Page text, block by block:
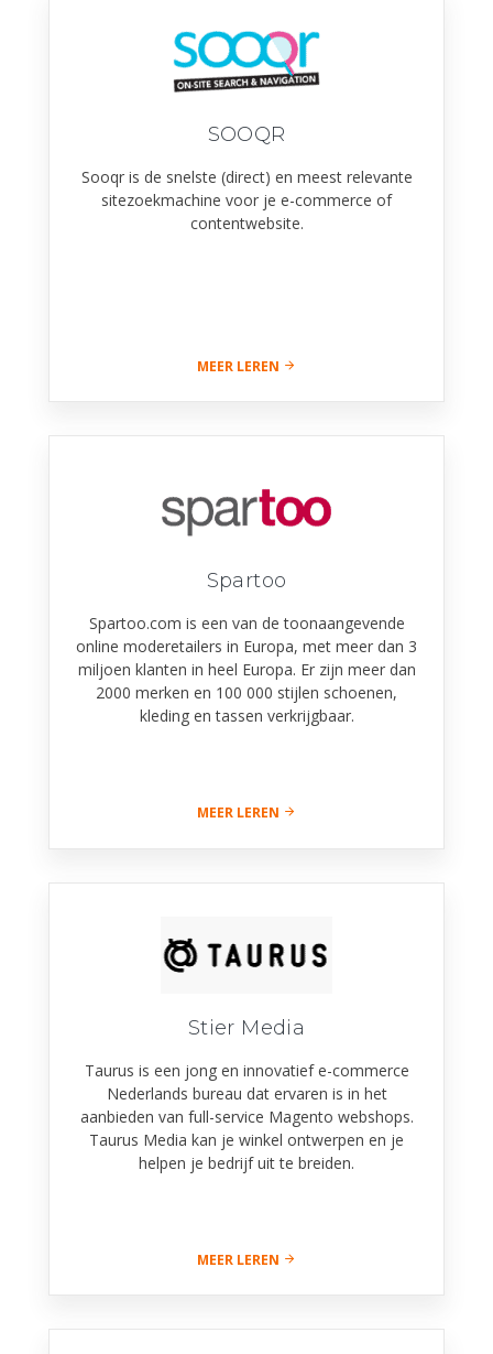
SOOQR
Sooqr is de snelste (direct) en meest relevante
sitezoekmachine voor je e-commerce of
contentwebsite.
MEER LEREN
Spartoo
Spartoo.com is een van de toonaangevende
online moderetailers in Europa, met meer dan 3
miljoen klanten in heel Europa. Er zijn meer dan
2000 merken en 100 000 stijlen schoenen,
kleding en tassen verkrijgbaar.
MEER LEREN
Stier Media
Taurus is een jong en innovatief e-commerce
Nederlands bureau dat ervaren is in het
aanbieden van full-service Magento webshops.
Taurus Media kan je winkel ontwerpen en je
helpen je bedrijf uit te breiden.
MEER LEREN